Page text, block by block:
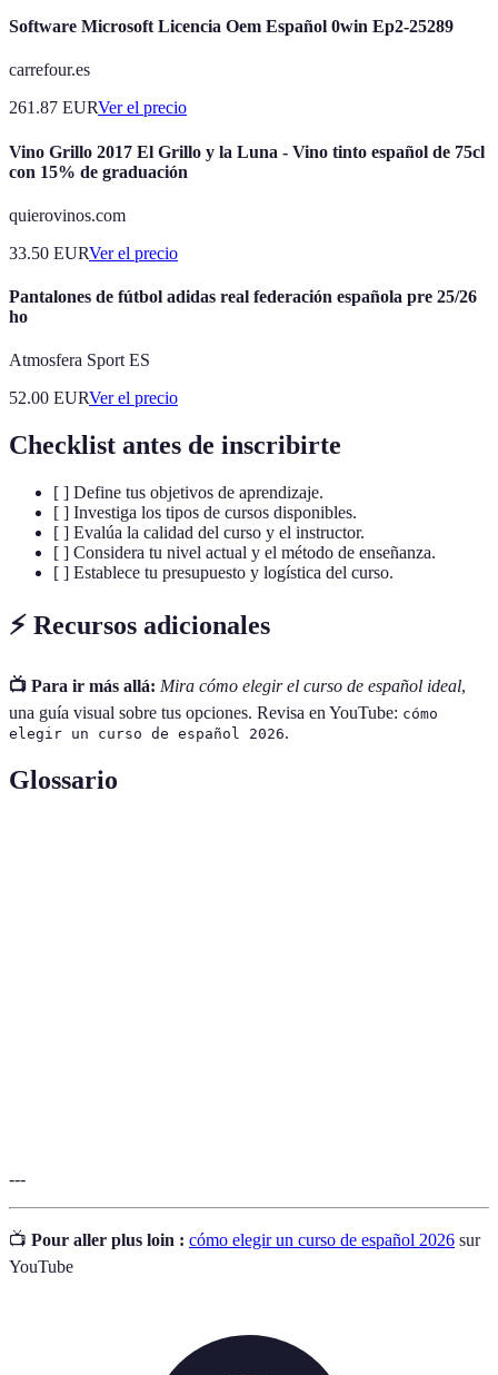
Software Microsoft Licencia Oem Español 0win Ep2-25289
carrefour.es
261.87 EURVer el precio
Vino Grillo 2017 El Grillo y la Luna - Vino tinto español de 75cl
con 15% de graduación
quierovinos.com
33.50 EURVer el precio
Pantalones de fútbol adidas real federación española pre 25/26
ho
Atmosfera Sport ES
52.00 EURVer el precio
Checklist antes de inscribirte
[ ] Define tus objetivos de aprendizaje.
[ ] Investiga los tipos de cursos disponibles.
[ ] Evalúa la calidad del curso y el instructor.
[ ] Considera tu nivel actual y el método de enseñanza.
[ ] Establece tu presupuesto y logística del curso.
⚡️ Recursos adicionales
📺 Para ir más allá: Mira cómo elegir el curso de español ideal,
una guía visual sobre tus opciones. Revisa en YouTube: cómo
elegir un curso de español 2026.
Glossario
---
📺 Pour aller plus loin : cómo elegir un curso de español 2026 sur
YouTube